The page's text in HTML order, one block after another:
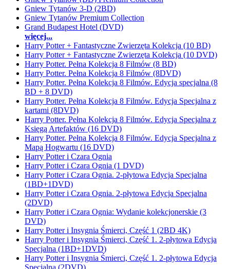
Gniew Tytanów 3-D (2BD)
Gniew Tytanów Premium Collection
Grand Budapest Hotel (DVD)
więcej...
Harry Potter + Fantastyczne Zwierzęta Kolekcja (10 BD)
Harry Potter + Fantastyczne Zwierzęta Kolekcja (10 DVD)
Harry Potter. Pełna Kolekcja 8 Filmów (8 BD)
Harry Potter. Pełna Kolekcja 8 Filmów (8DVD)
Harry Potter. Pełna Kolekcja 8 Filmów. Edycja specjalna (8
BD + 8 DVD)
Harry Potter. Pełna Kolekcja 8 Filmów. Edycja Specjalna z
kartami (8DVD)
Harry Potter. Pełna Kolekcja 8 Filmów. Edycja Specjalna z
Księgą Artefaktów (16 DVD)
Harry Potter. Pełna Kolekcja 8 Filmów. Edycja Specjalna z
Mapą Hogwartu (16 DVD)
Harry Potter i Czara Ognia
Harry Potter i Czara Ognia (1 DVD)
Harry Potter i Czara Ognia. 2-płytowa Edycja Specjalna
(1BD+1DVD)
Harry Potter i Czara Ognia. 2-płytowa Edycja Specjalna
(2DVD)
Harry Potter i Czara Ognia: Wydanie kolekcjonerskie (3
DVD)
Harry Potter i Insygnia Śmierci, Część 1 (2BD 4K)
Harry Potter i Insygnia Śmierci, Część 1. 2-płytowa Edycja
Specjalna (1BD+1DVD)
Harry Potter i Insygnia Śmierci, Część 1. 2-płytowa Edycja
Specjalna (2DVD)